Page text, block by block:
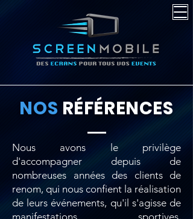
NOS RÉFÉRENCES
Nous avons le privilège
d'accompagner depuis de
nombreuses années des clients de
renom, qui nous confient la réalisation
de leurs événements, qu'il s'agisse de
manifestations sportives,